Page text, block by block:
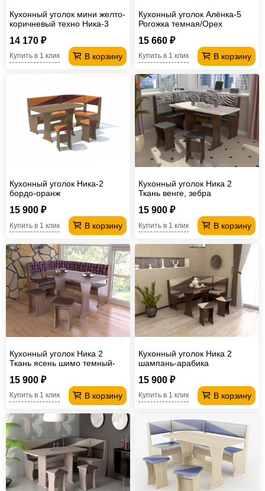
Кухонный уголок мини желто-
коричневый техно Ника-3
14 170 ₽
В корзину
Купить в 1 клик
Кухонный уголок Алёнка-5
Рогожка темная/Орех
15 660 ₽
В корзину
Купить в 1 клик
Кухонный уголок Ника-2
бордо-оранж
15 900 ₽
В корзину
Купить в 1 клик
Кухонный уголок Ника 2
Ткань венге, зебра
15 900 ₽
В корзину
Купить в 1 клик
Кухонный уголок Ника 2
Ткань ясень шимо темный-
15 900 ₽
В корзину
Купить в 1 клик
Кухонный уголок Ника 2
шампань-арабика
15 900 ₽
В корзину
Купить в 1 клик